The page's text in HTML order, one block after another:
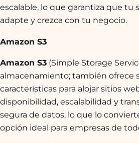
escalable, lo que garantiza que tu
adapte y crezca con tu negocio.
Amazon S3
Amazon S3 (Simple Storage
almacenamiento; también ofrece
características para alojar sitios
disponibilidad, escalabilidad y
segura de datos, lo que lo
opción ideal para empresas de